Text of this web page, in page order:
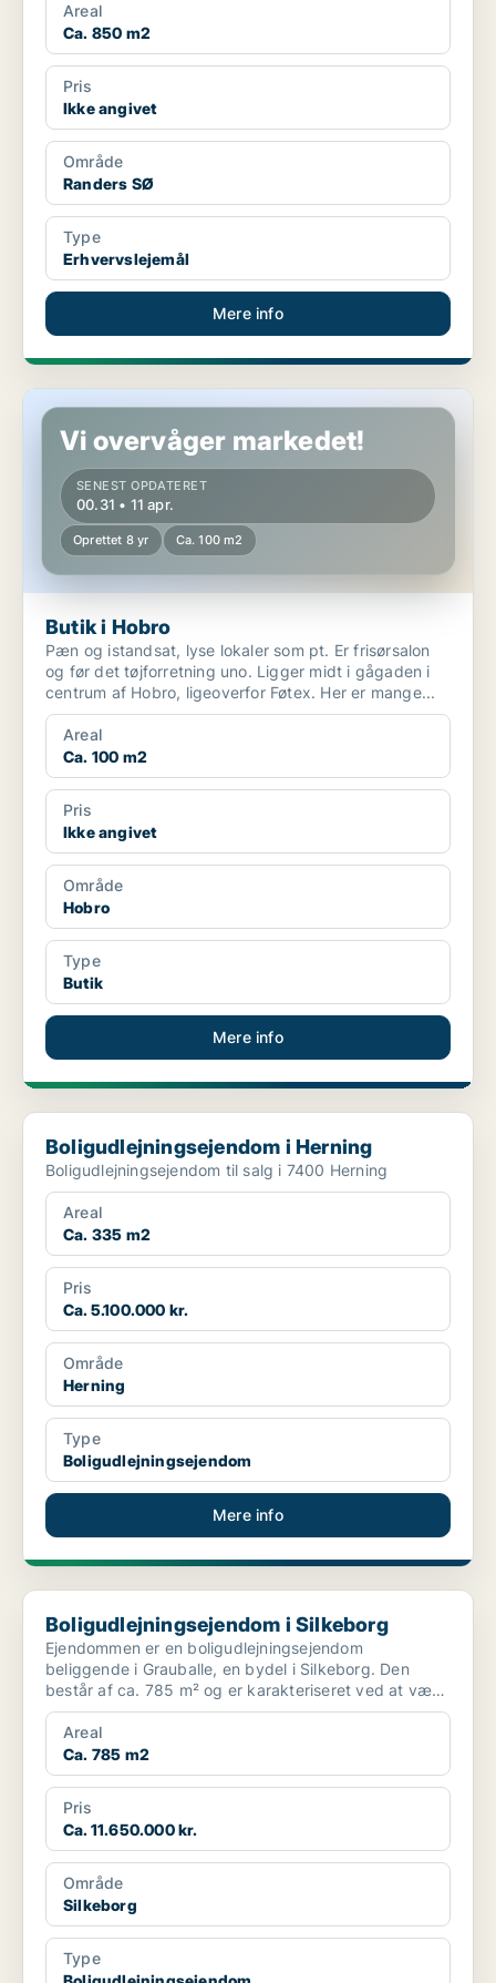
Areal
Ca. 850 m2
Pris
Ikke angivet
Område
Randers SØ
Type
Erhvervslejemål
Mere info
Butik i Hobro
Vi overvåger markedet!
SENEST OPDATERET
00.31 • 11 apr.
Oprettet 8 yr Ca. 100 m2
Butik i Hobro
Pæn og istandsat, lyse lokaler som pt. Er frisørsalon
og før det tøjforretning uno. Ligger midt i gågaden i
centrum af Hobro, ligeoverfor Føtex. Her er mange...
Areal
Ca. 100 m2
Pris
Ikke angivet
Område
Hobro
Type
Butik
Mere info
Boligudlejningsejendom i Herning
Boligudlejningsejendom i Herning
Boligudlejningsejendom til salg i 7400 Herning
Areal
Ca. 335 m2
Pris
Ca. 5.100.000 kr.
Område
Herning
Type
Boligudlejningsejendom
Mere info
Boligudlejningsejendom i Silkeborg
Boligudlejningsejendom i Silkeborg
Ejendommen er en boligudlejningsejendom
beliggende i Grauballe, en bydel i Silkeborg. Den
består af ca. 785 m² og er karakteriseret ved at være
en investerin...
Areal
Ca. 785 m2
Pris
Ca. 11.650.000 kr.
Område
Silkeborg
Type